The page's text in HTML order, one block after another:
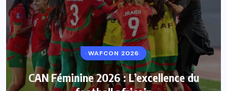
WAFCON 2026
CAN Féminine 2026 : L’excellence du